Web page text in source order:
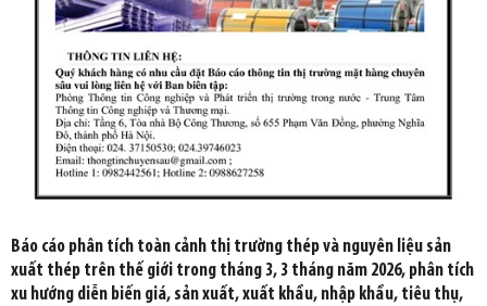
Báo cáo phân tích toàn cảnh thị trường thép và nguyên liệu sản
xuất thép trên thế giới trong tháng 3, 3 tháng năm 2026, phân tích
xu hướng diễn biến giá, sản xuất, xuất khẩu, nhập khẩu, tiêu thụ,